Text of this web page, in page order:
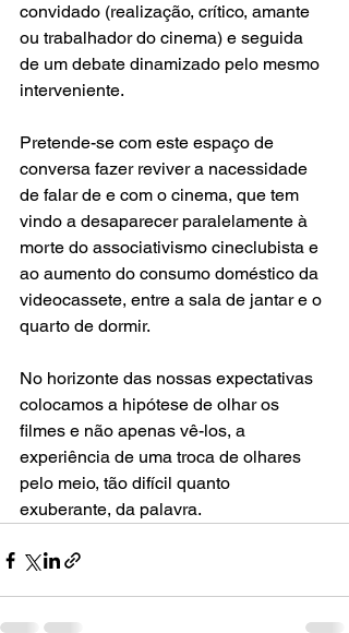
convidado (realização, crítico, amante
ou trabalhador do cinema) e seguida
de um debate dinamizado pelo mesmo
interveniente.
Pretende-se com este espaço de
conversa fazer reviver a nacessidade
de falar de e com o cinema, que tem
vindo a desaparecer paralelamente à
morte do associativismo cineclubista e
ao aumento do consumo doméstico da
videocassete, entre a sala de jantar e o
quarto de dormir.
No horizonte das nossas expectativas
colocamos a hipótese de olhar os
filmes e não apenas vê-los, a
experiência de uma troca de olhares
pelo meio, tão difícil quanto
exuberante, da palavra.